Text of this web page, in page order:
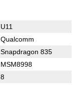
U11
Qualcomm
Snapdragon 835
MSM8998
8